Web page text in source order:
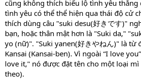
cũng không thích biểu lộ tình yêu thẳng
tình yêu có thể thể hiện qua thái độ cử
thích dùng câu "suki desu(好きです)"
bạn, hoặc thân mật hơn là "Suki da,"
yo (nữ)". "Suki yanen(好きやねん)" là từ
Kansai (Kansai-ben). Vì ngoài “I love
love it," nó được đặt tên cho một loại
theo).